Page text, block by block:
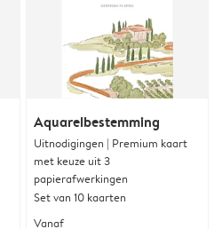
Aquarelbestemming
Uitnodigingen | Premium kaart
met keuze uit 3
papierafwerkingen
Set van 10 kaarten
Vanaf